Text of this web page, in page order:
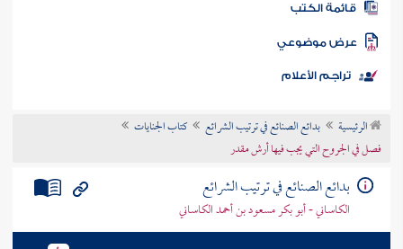
المكتبة
الكتب
موضوعي
تراجم الأعلام
الرئيسية بدائع الصنائع في ترتيب الشرائع
كتاب الجنايات
فصل في الجروح التي يجب فيها أرش مقدر
بدائع الصنائع في ترتيب الشرائع
الكاساني - أبو بكر مسعود بن أحمد الكاساني